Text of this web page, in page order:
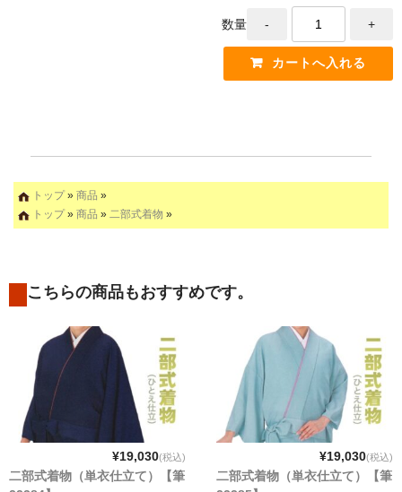
数量
トップ» 商品 »
トップ» 商品 » 二部式着物 »
こちらの商品もおすすめです。
¥19,030(税込)
二部式着物（単衣仕立て）【筆
¥19,030(税込)
二部式着物（単衣仕立て）【筆